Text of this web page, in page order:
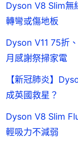
Dyson V8 Slim無
轉彎或傷地板
Dyson V11 75折
月感謝祭掃家電
【新冠肺炎】
成英國救星？
Dyson V8 Slim
輕吸力不減弱